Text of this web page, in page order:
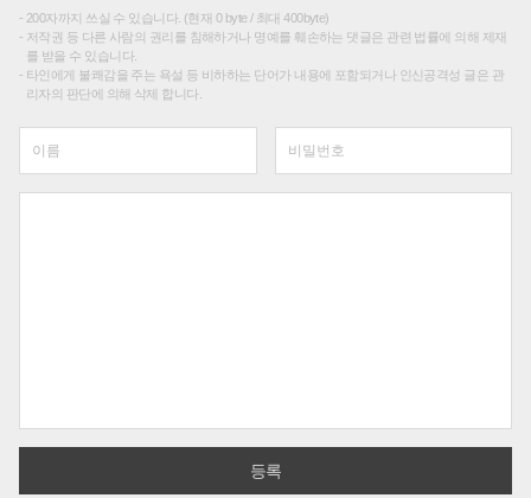
200자까지 쓰실 수 있습니다. (현재 0 byte / 최대 400byte)
저작권 등 다른 사람의 권리를 침해하거나 명예를 훼손하는 댓글은 관련 법률에 의해 제재
를 받을 수 있습니다.
타인에게 불쾌감을 주는 욕설 등 비하하는 단어가 내용에 포함되거나 인신공격성 글은 관
리자의 판단에 의해 삭제 합니다.